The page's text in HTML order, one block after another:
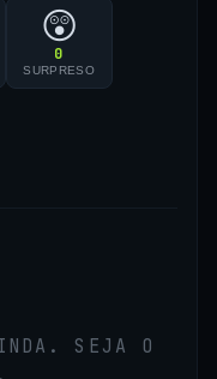
😲
0
SURPRESO
SEJA O